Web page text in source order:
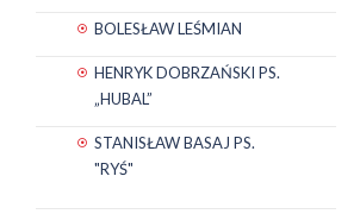
BOLESŁAW LEŚMIAN
HENRYK DOBRZAŃSKI PS.
„HUBAL”
STANISŁAW BASAJ PS.
"RYŚ"